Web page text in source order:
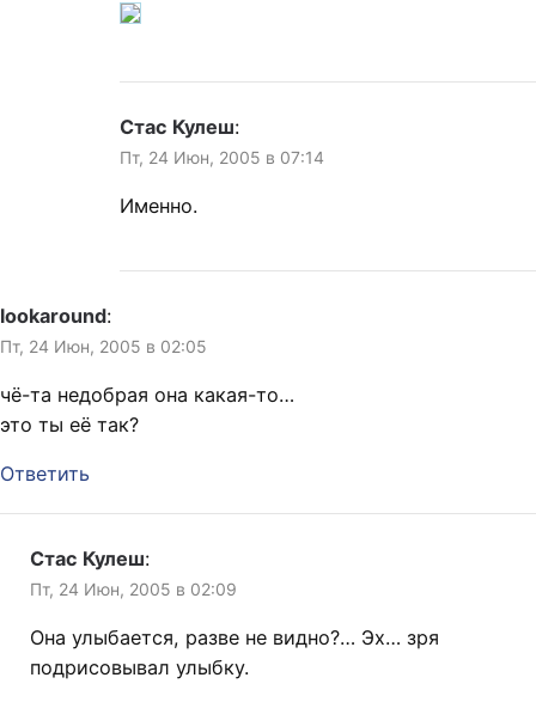
Стас Кулеш:
Пт, 24 Июн, 2005 в 07:14
Именно.
lookaround:
Пт, 24 Июн, 2005 в 02:05
чё-та недобрая она какая-то…
это ты её так?
Ответить
Стас Кулеш:
Пт, 24 Июн, 2005 в 02:09
Она улыбается, разве не видно?… Эх… зря
подрисовывал улыбку.